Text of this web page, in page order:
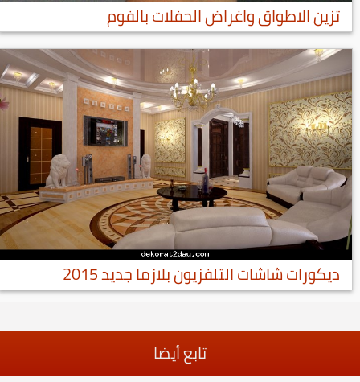
تزين الاطواق واغراض الحفلات بالفوم
ديكورات شاشات التلفزيون بلازما جديد 2015
تابع أيضا